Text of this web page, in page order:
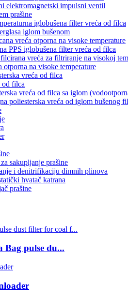
elektromagnetski impulsni ventil
prašine
iglobušena filter vreća od filca
iglom bušenom
vreća otporna na visoke temperature
PPS iglobušena filter vreća od filca
vreća za filtriranje na visokoj
otporna na visoke temperature
vreća od filca
od filca
vreća od filca sa iglom
poliesterska vreća od iglom bušenog
sakupljanje prašine
i denitrifikaciju dimnih plinova
hvatač katrana
prašine
pulse du...